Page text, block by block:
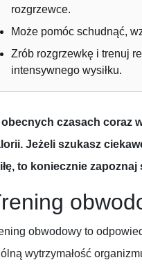
rozgrzewce.
Może pomóc schudnąć,
Zrób rozgrzewkę i trenuj
intensywnego wysiłku.
obecnych czasach coraz
Jeżeli szukasz
to koniecznie
obwodowy to
wytrzymałość